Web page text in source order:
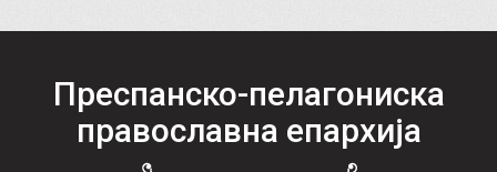
Преспанско-пелагониска
православна епархија